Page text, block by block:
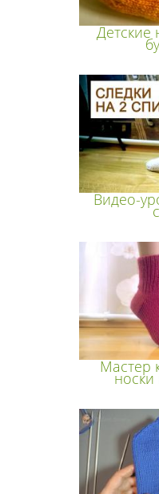
Детские
Видео-
Мастер
носки